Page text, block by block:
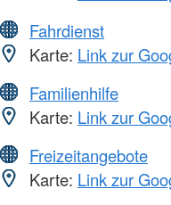
Fahrdienst
Karte: Link zur
Familienhilfe
Karte: Link zur
Freizeitangebote
Karte: Link zur